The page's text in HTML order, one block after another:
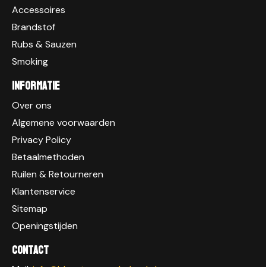
Accessoires
Brandstof
Rubs & Sauzen
Smoking
Informatie
Over ons
Algemene voorwaarden
Privacy Policy
Betaalmethoden
Ruilen & Retourneren
Klantenservice
Sitemap
Openingstijden
Contact